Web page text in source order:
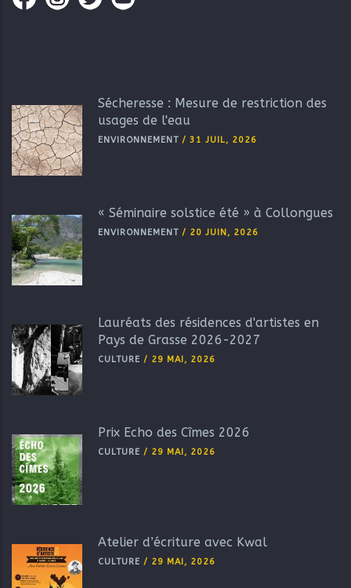
Sécheresse : Mesure de restriction des
usages de l'eau
ENVIRONNEMENT / 31 JUIL, 2026
« Séminaire solstice été » à Collongues
ENVIRONNEMENT / 20 JUIN, 2026
Lauréats des résidences d'artistes en
Pays de Grasse 2026-2027
CULTURE / 29 MAI, 2026
Prix Echo des Cîmes 2026
CULTURE / 29 MAI, 2026
Atelier d’écriture avec Kwal
CULTURE / 29 MAI, 2026